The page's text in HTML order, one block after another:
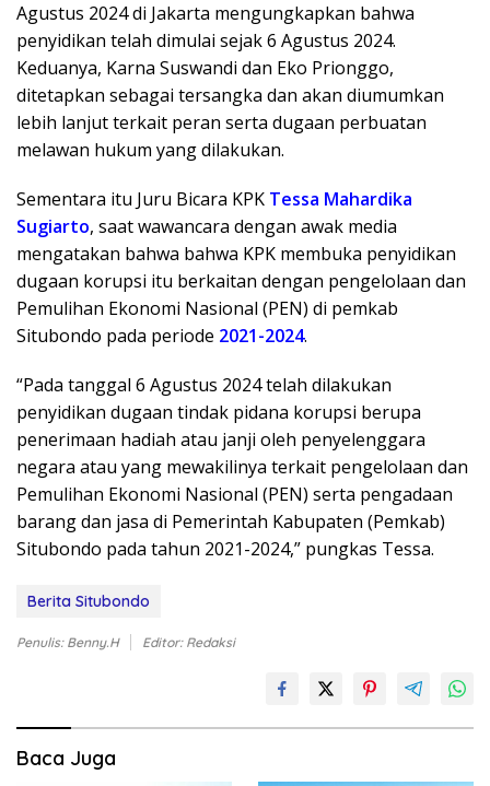
Agustus 2024 di Jakarta mengungkapkan bahwa
penyidikan telah dimulai sejak 6 Agustus 2024.
Keduanya, Karna Suswandi dan Eko Prionggo,
ditetapkan sebagai tersangka dan akan diumumkan
lebih lanjut terkait peran serta dugaan perbuatan
melawan hukum yang dilakukan.
Sementara itu Juru Bicara KPK Tessa Mahardika
Sugiarto, saat wawancara dengan awak media
mengatakan bahwa bahwa KPK membuka penyidikan
dugaan korupsi itu berkaitan dengan pengelolaan dan
Pemulihan Ekonomi Nasional (PEN) di pemkab
Situbondo pada periode 2021-2024.
“Pada tanggal 6 Agustus 2024 telah dilakukan
penyidikan dugaan tindak pidana korupsi berupa
penerimaan hadiah atau janji oleh penyelenggara
negara atau yang mewakilinya terkait pengelolaan dan
Pemulihan Ekonomi Nasional (PEN) serta pengadaan
barang dan jasa di Pemerintah Kabupaten (Pemkab)
Situbondo pada tahun 2021-2024,” pungkas Tessa.
Berita Situbondo
Penulis: Benny.H Editor: Redaksi
Baca Juga